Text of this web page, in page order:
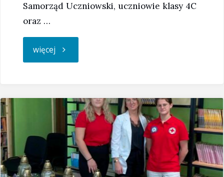
Samorząd Uczniowski, uczniowie klasy 4C
oraz …
więcej "Dzień
Narodowej"